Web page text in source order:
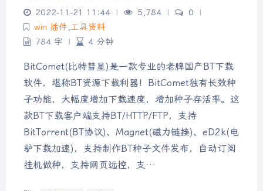
2022-11-21 11:44 | 5,784 | 0
|
win 插件,工具资料
784 字
| 4 分钟
BitComet(比特彗星)是一款专业的老牌国产BT下载
软件，堪称BT资源下载利器！BitComet独有长效种
子功能，大幅度增加下载速度，增加种子存活率。这
款BT下载客户端支持BT/HTTP/FTP，支持
BitTorrent(BT协议)、Magnet(磁力链接)、eD2k(电
驴下载加速)，支持制作BT种子文件发布，自动订阅
挂机做种，支持网页远控，支…